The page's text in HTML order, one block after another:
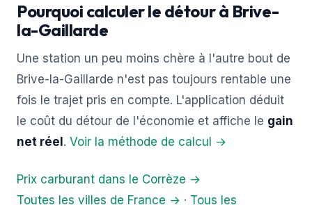
Pourquoi calculer le détour à Brive-
la-Gaillarde
Une station un peu moins chère à l'autre bout de
Brive-la-Gaillarde n'est pas toujours rentable une
fois le trajet pris en compte. L'application déduit
le coût du détour de l'économie et affiche le gain
net réel . Voir la méthode de calcul →
Prix carburant dans le Corrèze →
Toutes les villes de France → · Tous les